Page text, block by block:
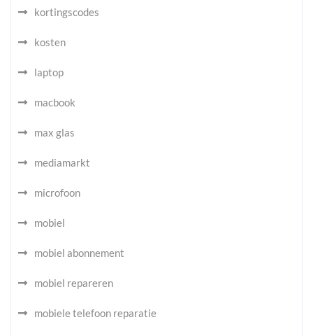
kortingscodes
kosten
laptop
macbook
max glas
mediamarkt
microfoon
mobiel
mobiel abonnement
mobiel repareren
mobiele telefoon reparatie